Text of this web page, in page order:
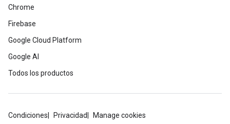
Chrome
Firebase
Google Cloud Platform
Google AI
Todos los productos
Condiciones Privacidad Manage cookies